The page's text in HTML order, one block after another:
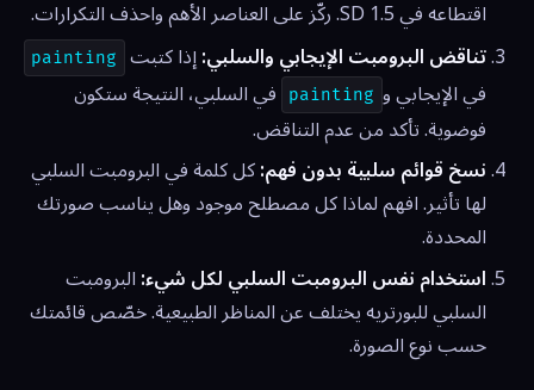
اقتطاعه في SD 1.5. ركّز على العناصر الأهم واحذف التكرارات.
تناقض البرومبت الإيجابي والسلبي:إذا كتبت painting
في الإيجابي و painting
في السلبي، النتيجة ستكون
فوضوية. تأكد من عدم التناقض.
نسخ قوائم سلبية بدون فهم:كل كلمة في البرومبت السلبي
لها تأثير. افهم لماذا كل مصطلح موجود وهل يناسب صورتك
المحددة.
استخدام نفس البرومبت السلبي لكل شيء:البرومبت
السلبي للبورتريه يختلف عن المناظر الطبيعية. خصّص قائمتك
حسب نوع الصورة.